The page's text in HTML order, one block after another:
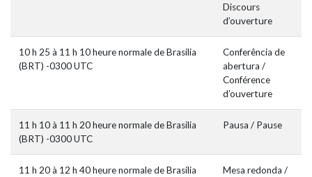
Discours
d’ouverture
10 h 25 à 11 h 10 heure normale de Brasilia
(BRT) -0300 UTC
Conferência de
abertura /
Conférence
d’ouverture
11 h 10 à 11 h 20 heure normale de Brasilia
(BRT) -0300 UTC
Pausa / Pause
11 h 20 à 12 h 40 heure normale de Brasilia
Mesa redonda /